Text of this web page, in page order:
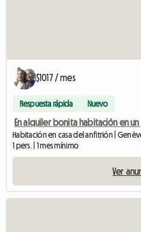
$1017 / mes
Respuesta rápida Nuevo
En alquiler bonita habitación en
Habitación en casa del anfitrión |
1 pers. | 1 mes mínimo
Ver